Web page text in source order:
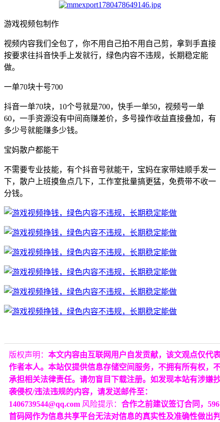
游戏视频包制作
视频内容我们全包了，你不用自己拍不用自己剪，拿到手直接
按要求往抖音快手上发就行，绿色内容不违规，长期稳定能
做。
一单70块十号700
抖音一单70块，10个号就是700，快手一单50，视频号一单
60，一手资源没有中间商赚差价，多号操作收益直接叠加，有
多少号就能赚多少钱。
宝妈散户都能干
不需要专业技能，有个抖音号就能干，宝妈在家带娃顺手发一
下，散户上班摸鱼点几下，工作室批量搞更猛，免费带不收一
分钱。
版权声明： 本文内容由互联网用户自发贡献，该文观点仅代
作者本人。本站仅提供信息存储空间服务，不拥有所有权，
承担相关法律责任。请勿盲目下载注册。如发现本站有涉嫌
袭侵权/违法违规的内容，请发送邮件至：
1406739544@qq.com 风险提示： 合作之前建议签订合同，596
首码网作为信息共享平台无法对信息的真实性及准确性做出